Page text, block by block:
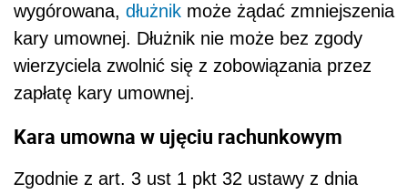
wygórowana, dłużnik może żądać zmniejszenia
kary umownej. Dłużnik nie może bez zgody
wierzyciela zwolnić się z zobowiązania przez
zapłatę kary umownej.
Kara umowna w ujęciu rachunkowym
Zgodnie z art. 3 ust 1 pkt 32 ustawy z dnia